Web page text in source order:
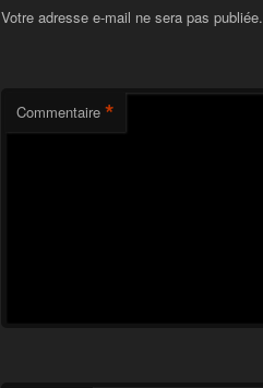
Votre adresse e-mail ne sera pas publiée.
Commentaire *